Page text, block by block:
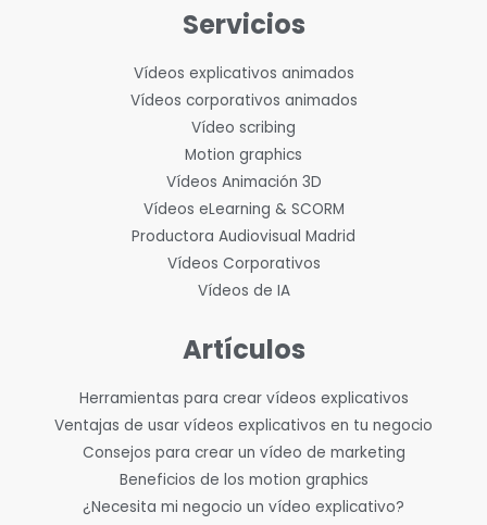
Servicios
Vídeos explicativos animados
Vídeos corporativos animados
Vídeo scribing
Motion graphics
Vídeos Animación 3D
Vídeos eLearning & SCORM
Productora Audiovisual Madrid
Vídeos Corporativos
Vídeos de IA
Artículos
Herramientas para crear vídeos explicativos
Ventajas de usar vídeos explicativos en tu negocio
Consejos para crear un vídeo de marketing
Beneficios de los motion graphics
¿Necesita mi negocio un vídeo explicativo?